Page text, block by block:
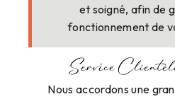
et soigné, afin de
fonctionnement de
Service
Nous accordons une